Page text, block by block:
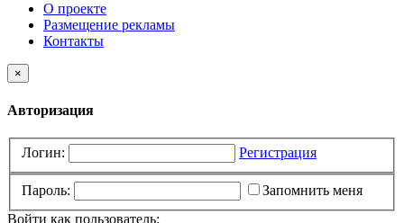
О проекте
Размещение рекламы
Контакты
×
Авторизация
Логин: Регистрация
Пароль:
Запомнить меня
Войти как пользователь: